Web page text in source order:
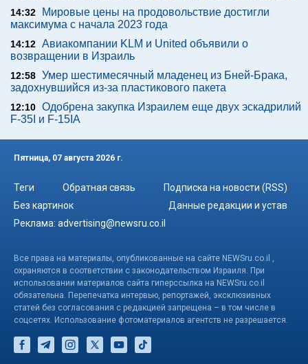
14:32
Мировые цены на продовольствие достигли
максимума с начала 2023 года
14:12 Авиакомпании KLM и United объявили о
возвращении в Израиль
12:58 Умер шестимесячный младенец из Бней-Брака,
задохнувшийся из-за пластикового пакета
12:10 Одобрена закупка Израилем еще двух эскадрилий
F-35I и F-15IA
Пятница, 07 августа 2026 г.
Теги Обратная связь
Подписка на новости (RSS)
Без картинок
Данные редакции и устав
Реклама: advertising@newsru.co.il
Все права на материалы, опубликованные на сайте NEWSru.co.il ,
охраняются в соответствии с законодательством Израиля. При
использовании материалов сайта гиперссылка на NEWSru.co.il
обязательна. Перепечатка интервью, репортажей, эксклюзивных
статей без согласования с редакцией запрещена – в том числе в
соцсетях. Использование фотоматериалов агентств не разрешается.